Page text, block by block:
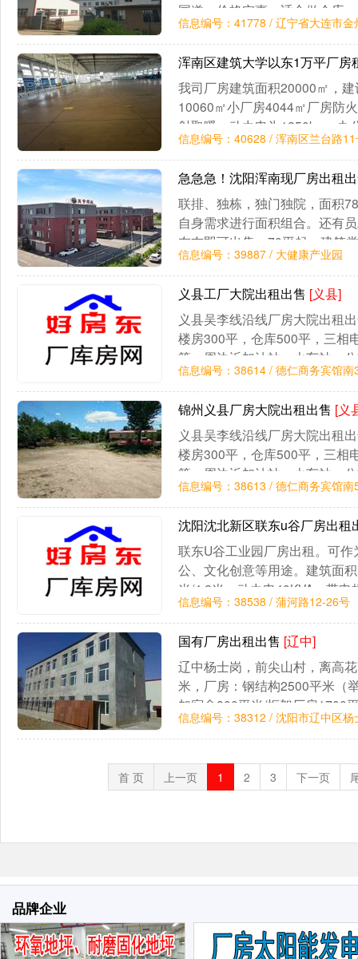
国道，价格实惠，适合做仓库
于女士，中介勿扰。
信息编号：41778 / 辽宁省大连市
浑南区建筑大学以东1万平厂
我司厂房建筑面积20000㎡，
10060㎡小厂房4044㎡厂房防
射取暖，动力电为1250kw。
二层至五层为办公区。办公楼
中
信息编号：40628 / 浑南区兰台路
急急急！沈阳浑南现厂房出租
联排、独栋，独门独院，面积
自身需求进行面积组合。还有
左右即可出售，70平起。建筑
架单层轻钢（火车头）厂房12
源真实，实
信息编号：39887 / 大健康产业园
义县工厂大院出租出售 [义县]
义县吴李线沿线厂房大院出租
楼房300平，仓库500平，三相
等。周边近加油站，火车站，
格面议！
信息编号：38614 / 德仁商务宾馆南
锦州义县厂房大院出租出售 [义
义县吴李线沿线厂房大院出租
楼房300平，仓库500平，三相
等。周边近加油站，火车站，
格面议！
信息编号：38613 / 德仁商务宾馆南
沈阳沈北新区联东u谷厂房出租
联东U谷工业园厂房出租。可
公、文化创意等用途。建筑面
米/4.2米。动力电40KVA，带
预留支架，可安装装卸天车。
简单收拾及可生产、办公。
信息编号：38538 / 蒲河路12-26号
国有厂房出租出售 [辽中]
辽中杨士岗，前尖山村，离高
米，厂房：钢结构2500平米（
加宿舍800平米/框架厂房1700
百多平米。动力电80KVA，国
暖，院内有消防井，有家具厂
厂。
信息编号：38312 / 沈阳市辽中区
首 页 上一页 1 2 3 下一页
品牌企业